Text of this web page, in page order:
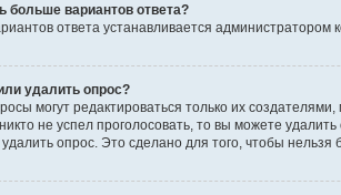
больше вариантов ответа?
ответа устанавливается
удалить опрос?
могут редактироваться только их
не успел проголосовать, то вы можете
опрос. Это сделано для того, чтобы